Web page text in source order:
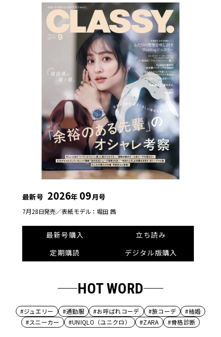
最新号 2026年 09月号
7月28日発売／表紙モデル：堀田 茜
最新号購入
立ち読み
定期購読
デジタル版購入
HOT WORD
#ジュエリー #通勤服 #お呼ばれコーデ #旅コーデ
#結婚
#スニーカー
#UNIQLO（ユニクロ） #ZARA #骨格診断